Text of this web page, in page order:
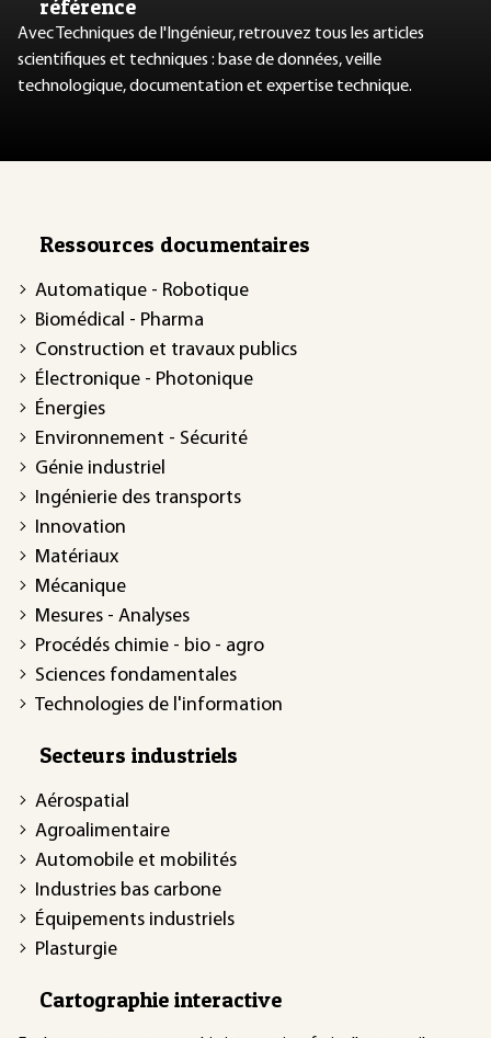
référence
Avec Techniques de l'Ingénieur, retrouvez tous les articles
scientifiques et techniques : base de données, veille
technologique, documentation et expertise technique.
Ressources documentaires
Automatique - Robotique
Biomédical - Pharma
Construction et travaux publics
Électronique - Photonique
Énergies
Environnement - Sécurité
Génie industriel
Ingénierie des transports
Innovation
Matériaux
Mécanique
Mesures - Analyses
Procédés chimie - bio - agro
Sciences fondamentales
Technologies de l'information
Secteurs industriels
Aérospatial
Agroalimentaire
Automobile et mobilités
Industries bas carbone
Équipements industriels
Plasturgie
Cartographie interactive